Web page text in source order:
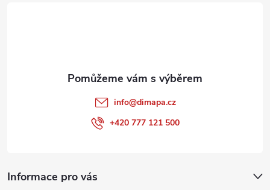
Informace pro vás
info@dimapa.cz
+420 777 121 500